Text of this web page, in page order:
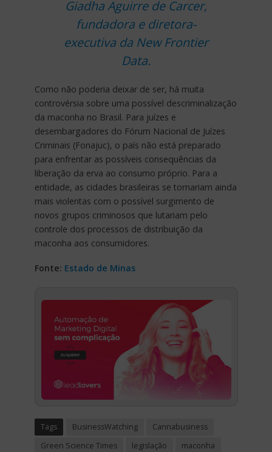
Giadha Aguirre de Carcer,
fundadora e diretora-
executiva da New Frontier
Data.
Como não poderia deixar de ser, há muita
controvérsia sobre uma possível descriminalização
da maconha no Brasil. Para juízes e
desembargadores do Fórum Nacional de Juízes
Criminais (Fonajuc), o país não está preparado
para enfrentar as possíveis consequências da
liberação da erva ao consumo próprio. Para a
entidade, as cidades brasileiras se tornariam ainda
mais violentas com o possível surgimento de
novos grupos criminosos que lutariam pelo
controle dos processos de distribuição da
maconha aos consumidores.
Fonte: Estado de Minas
Tags BusinessWatching
Cannabusiness
Green Science Times
legislação maconha